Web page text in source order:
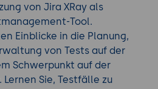
von Jira XRay als
Tool.
Einblicke in die Planung,
von Tests auf der
Schwerpunkt auf der
Lernen Sie, Testfälle zu